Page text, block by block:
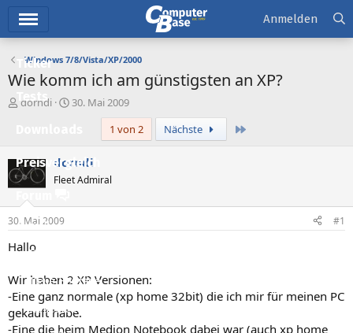
Ticker
Tests
Preisvergleich
Forum
Aktuelles
Empfohlene Inhalte
Neue Beiträge
Neueste Aktivitäten
Anmelden
Windows 7/8/Vista/XP/2000
Wie komm ich am günstigsten an XP?
E
e
l
l
e
dorndi
E
e
l
m
30. Mai 2009
1 von 2
Nächste
dorndi
Fleet Admiral
30. Mai 2009 #1
Hallo
Wir haben 2 XP Versionen:
-Eine ganz normale (xp home 32bit) die ich mir für meinen PC
gekauft habe.
-Eine die beim Medion Notebook dabei war (auch xp home